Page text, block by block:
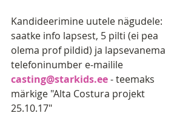
Kandideerimine uutele nägudele:
saatke info lapsest, 5 pilti (ei pea
olema prof pildid) ja lapsevanema
telefoninumber e-mailile
casting@starkids.ee - teemaks
märkige "Alta Costura projekt
25.10.17"